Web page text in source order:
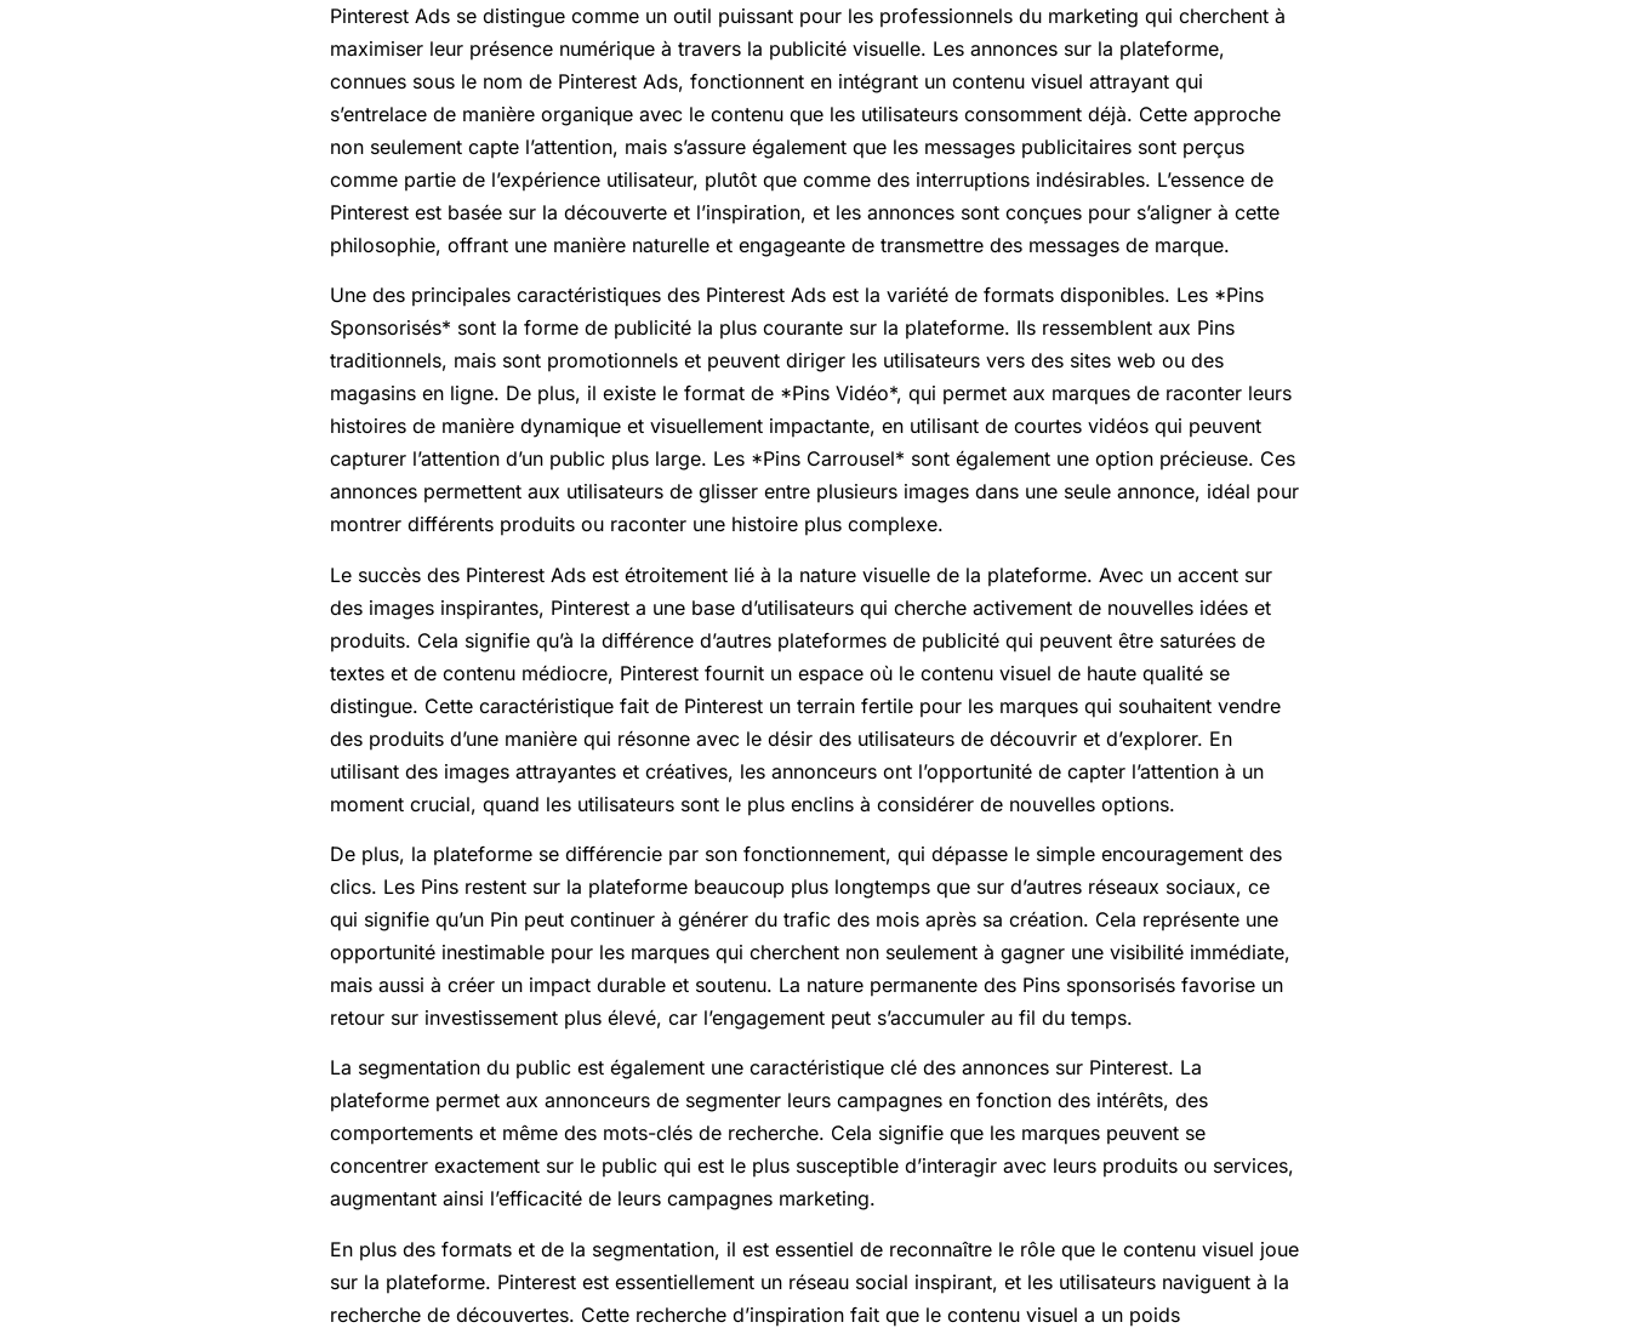
Pinterest Ads se distingue comme un outil puissant pour les professionnels du marketing qui cherchent à
maximiser leur présence numérique à travers la publicité visuelle. Les annonces sur la plateforme,
connues sous le nom de Pinterest Ads, fonctionnent en intégrant un contenu visuel attrayant qui
s’entrelace de manière organique avec le contenu que les utilisateurs consomment déjà. Cette approche
non seulement capte l’attention, mais s’assure également que les messages publicitaires sont perçus
comme partie de l’expérience utilisateur, plutôt que comme des interruptions indésirables. L’essence de
Pinterest est basée sur la découverte et l’inspiration, et les annonces sont conçues pour s’aligner à cette
philosophie, offrant une manière naturelle et engageante de transmettre des messages de marque.
Une des principales caractéristiques des Pinterest Ads est la variété de formats disponibles. Les *Pins
Sponsorisés* sont la forme de publicité la plus courante sur la plateforme. Ils ressemblent aux Pins
traditionnels, mais sont promotionnels et peuvent diriger les utilisateurs vers des sites web ou des
magasins en ligne. De plus, il existe le format de *Pins Vidéo*, qui permet aux marques de raconter leurs
histoires de manière dynamique et visuellement impactante, en utilisant de courtes vidéos qui peuvent
capturer l’attention d’un public plus large. Les *Pins Carrousel* sont également une option précieuse. Ces
annonces permettent aux utilisateurs de glisser entre plusieurs images dans une seule annonce, idéal pour
montrer différents produits ou raconter une histoire plus complexe.
Le succès des Pinterest Ads est étroitement lié à la nature visuelle de la plateforme. Avec un accent sur
des images inspirantes, Pinterest a une base d’utilisateurs qui cherche activement de nouvelles idées et
produits. Cela signifie qu’à la différence d’autres plateformes de publicité qui peuvent être saturées de
textes et de contenu médiocre, Pinterest fournit un espace où le contenu visuel de haute qualité se
distingue. Cette caractéristique fait de Pinterest un terrain fertile pour les marques qui souhaitent vendre
des produits d’une manière qui résonne avec le désir des utilisateurs de découvrir et d’explorer. En
utilisant des images attrayantes et créatives, les annonceurs ont l’opportunité de capter l’attention à un
moment crucial, quand les utilisateurs sont le plus enclins à considérer de nouvelles options.
De plus, la plateforme se différencie par son fonctionnement, qui dépasse le simple encouragement des
clics. Les Pins restent sur la plateforme beaucoup plus longtemps que sur d’autres réseaux sociaux, ce
qui signifie qu’un Pin peut continuer à générer du trafic des mois après sa création. Cela représente une
opportunité inestimable pour les marques qui cherchent non seulement à gagner une visibilité immédiate,
mais aussi à créer un impact durable et soutenu. La nature permanente des Pins sponsorisés favorise un
retour sur investissement plus élevé, car l’engagement peut s’accumuler au fil du temps.
La segmentation du public est également une caractéristique clé des annonces sur Pinterest. La
plateforme permet aux annonceurs de segmenter leurs campagnes en fonction des intérêts, des
comportements et même des mots-clés de recherche. Cela signifie que les marques peuvent se
concentrer exactement sur le public qui est le plus susceptible d’interagir avec leurs produits ou services,
augmentant ainsi l’efficacité de leurs campagnes marketing.
En plus des formats et de la segmentation, il est essentiel de reconnaître le rôle que le contenu visuel joue
sur la plateforme. Pinterest est essentiellement un réseau social inspirant, et les utilisateurs naviguent à la
recherche de découvertes. Cette recherche d’inspiration fait que le contenu visuel a un poids